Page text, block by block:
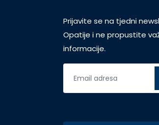
Prijavite se na tjedni
Opatije i ne propustite
informacije.